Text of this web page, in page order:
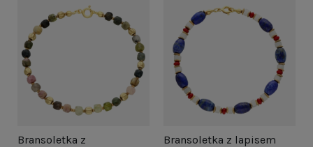
Bransoletka z
Bransoletka z lapisem